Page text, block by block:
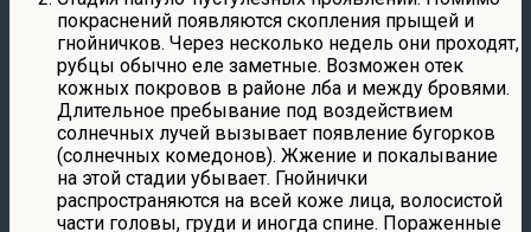
покраснений появляются скопления прыщей и
гнойничков. Через несколько недель они проходят,
рубцы обычно еле заметные. Возможен отек
кожных покровов в районе лба и между бровями.
Длительное пребывание под воздействием
солнечных лучей вызывает появление бугорков
(солнечных комедонов). Жжение и покалывание
на этой стадии убывает. Гнойнички
распространяются на всей коже лица, волосистой
части головы, груди и иногда спине. Пораженные